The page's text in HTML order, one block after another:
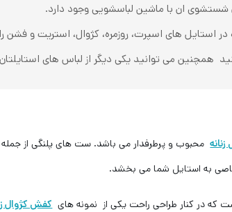
شستشوی ان با ماشین لباسشویی وجود دارد.
های اسپرت، روزمره، کژوال، استریت و فشن را
همچنین می توانید یکی دیگر از لباس های
محبوب و پرطرفدار می باشد. ست های پلنگی از
به استایل شما می بخشد.
که در کنار طراحی راحت یکی از نمونه های کفش کژوال